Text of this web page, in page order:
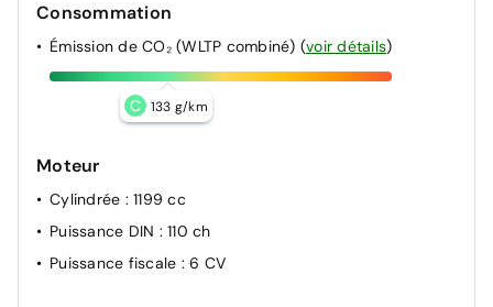
Consommation
Émission de CO₂ (WLTP combiné) (voir détails)
C 133 g/km
Moteur
Cylindrée : 1199 cc
Puissance DIN : 110 ch
Puissance fiscale : 6 CV